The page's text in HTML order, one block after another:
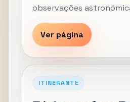
observações
Ver página
ITINERANTE